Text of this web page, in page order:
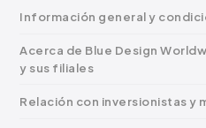
Información general y
Acerca de Blue Design
y sus filiales
Relación con inversionistas y